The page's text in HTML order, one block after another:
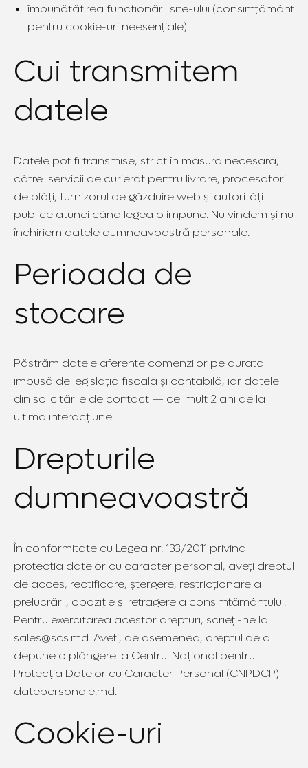
îmbunătățirea funcționării site-ului (consimțământ
pentru cookie-uri neesențiale).
Cui transmitem
datele
Datele pot fi transmise, strict în măsura necesară,
către: servicii de curierat pentru livrare, procesatori
de plăți, furnizorul de găzduire web și autorități
publice atunci când legea o impune. Nu vindem și nu
închiriem datele dumneavoastră personale.
Perioada de
stocare
Păstrăm datele aferente comenzilor pe durata
impusă de legislația fiscală și contabilă, iar datele
din solicitările de contact — cel mult 2 ani de la
ultima interacțiune.
Drepturile
dumneavoastră
În conformitate cu Legea nr. 133/2011 privind
protecția datelor cu caracter personal, aveți dreptul
de acces, rectificare, ștergere, restricționare a
prelucrării, opoziție și retragere a consimțământului.
Pentru exercitarea acestor drepturi, scrieți-ne la
sales@scs.md. Aveți, de asemenea, dreptul de a
depune o plângere la Centrul Național pentru
Protecția Datelor cu Caracter Personal (CNPDCP) —
datepersonale.md.
Cookie-uri